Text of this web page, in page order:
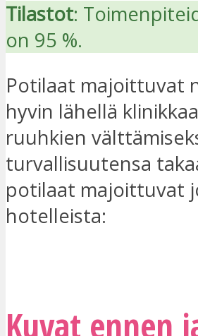
Tilastot:
on 95 %.
Potilaat majoittuvat
hyvin lähellä
ruuhkien
turvallisuutensa
potilaat majoittuvat
hotelleista:
Kuvat ennen